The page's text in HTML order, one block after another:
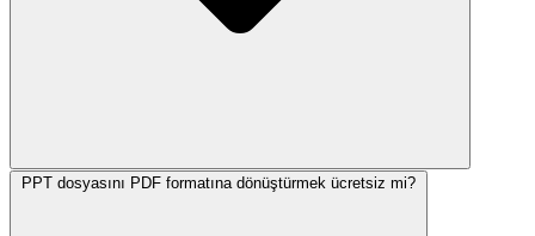
PPT dosyasını PDF formatına dönüştürmek ücretsiz mi?